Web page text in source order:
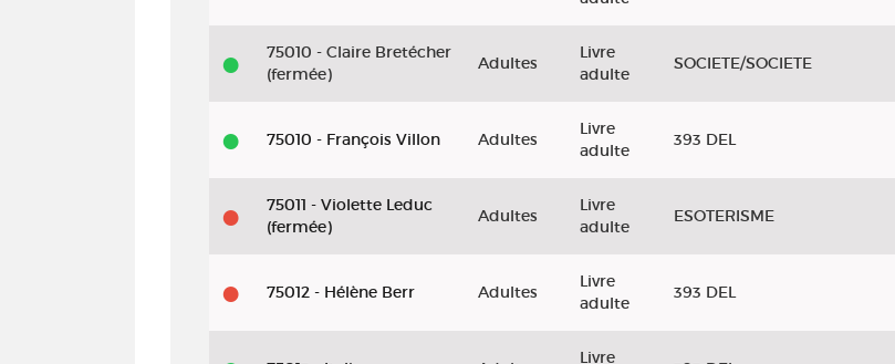
75010 - Claire Bretécher
(fermée)
Adultes
Livre
adulte
SOCIETE/SOCIETE
75010 - François Villon Adultes
Livre
adulte
393 DEL
75011 - Violette Leduc
(fermée)
Adultes
Livre
adulte
ESOTERISME
75012 - Hélène Berr Adultes
Livre
adulte
393 DEL
Livre